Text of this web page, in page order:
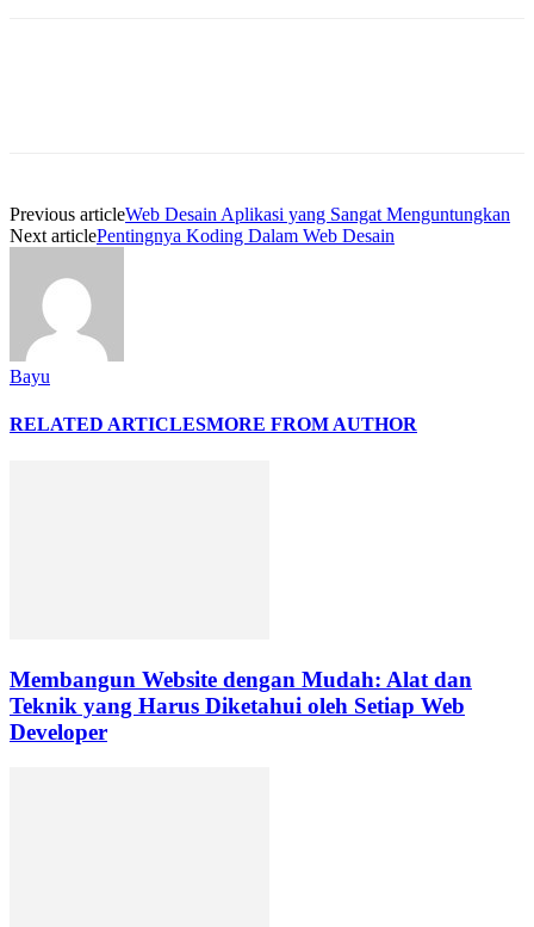
Previous articleWeb Desain Aplikasi yang Sangat Menguntungkan
Next articlePentingnya Koding Dalam Web Desain
Bayu
RELATED ARTICLESMORE FROM AUTHOR
Membangun Website dengan Mudah: Alat dan
Teknik yang Harus Diketahui oleh Setiap Web
Developer